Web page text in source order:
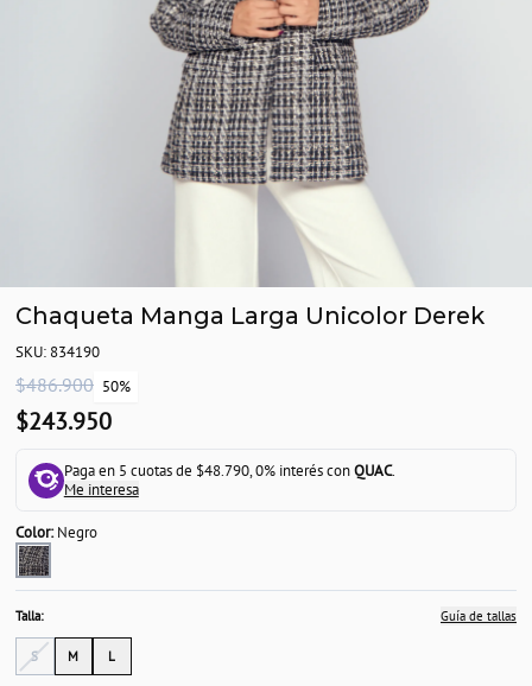
Chaqueta Manga Larga Unicolor Derek
SKU: 834190
$486.900 50%
$243.950
Paga en 5 cuotas de $48.790, 0% interés conQUAC.
Me interesa
Color:Negro
Talla: Guía de tallas
S M L